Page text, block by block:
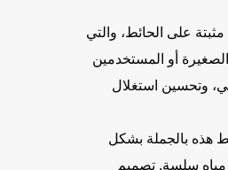
على الحائط، والتي
أو المستخدمين
وتحسين استغلال
هذه بالجملة بشكل
مياه سلسة. تصميم